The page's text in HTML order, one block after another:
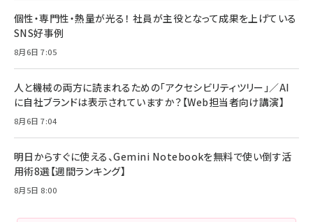
個性・専門性・熱量が光る！ 社員が主役となって成果を上げている
SNS好事例
8月6日 7:05
人と機械の両方に読まれるための「アクセシビリティツリー」／AI
に自社ブランドは表示されていますか？【Web担当者向け講演】
8月6日 7:04
明日からすぐに使える、Gemini Notebookを無料で使い倒す活
用術8選【週間ランキング】
8月5日 8:00